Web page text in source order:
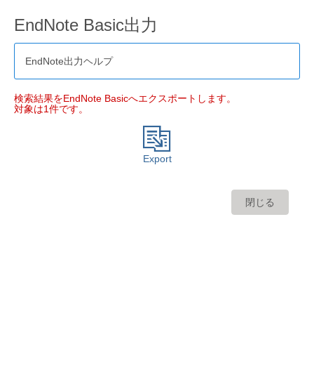
EndNote Basic出力
EndNote出力ヘルプ
検索結果をEndNote Basicへエクスポートします。
対象は1件です。
Export